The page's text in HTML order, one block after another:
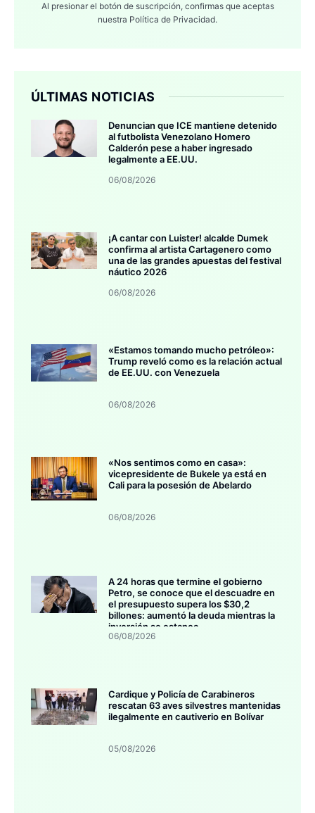
Al presionar el botón de suscripción, confirmas que aceptas
nuestra Política de Privacidad.
ÚLTIMAS NOTICIAS
Denuncian que ICE mantiene detenido
al futbolista Venezolano Homero
Calderón pese a haber ingresado
legalmente a EE.UU.
06/08/2026
¡A cantar con Luister! alcalde Dumek
confirma al artista Cartagenero como
una de las grandes apuestas del festival
náutico 2026
06/08/2026
«Estamos tomando mucho petróleo»:
Trump reveló como es la relación actual
de EE.UU. con Venezuela
06/08/2026
«Nos sentimos como en casa»:
vicepresidente de Bukele ya está en
Cali para la posesión de Abelardo
06/08/2026
A 24 horas que termine el gobierno
Petro, se conoce que el descuadre en
el presupuesto supera los $30,2
billones: aumentó la deuda mientras la
inversión se estanca
06/08/2026
Cardique y Policía de Carabineros
rescatan 63 aves silvestres mantenidas
ilegalmente en cautiverio en Bolívar
05/08/2026